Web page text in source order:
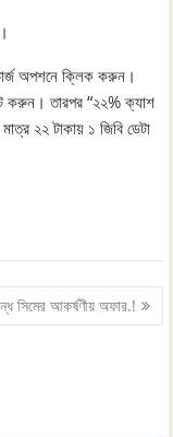
অপশনে ক্লিক করুন।
করুন। তারপর “২২% ক্যাশ
২২ টাকায় ১ জিবি ডেটা
সিমের আকর্ষণীয় অফার.!